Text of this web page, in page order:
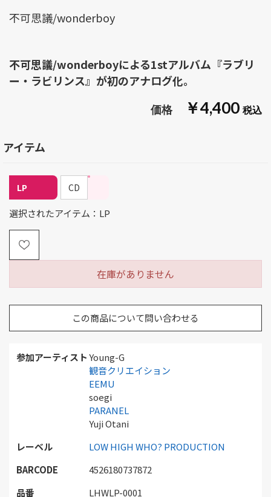
￥4,400
参加アーティストYoung-G
観音クリエイション
EEMU
soegi
PARANEL
Yuji Otani
レーベル
LOW HIGH WHO? PRODUCTION
BARCODE
4526180737872
品番
LHWLP-0001
アイテム
LP CD
選択されたアイテム：LP
在庫がありません
この商品について問い合わせる
不可思議/wonderboy
不可思議/wonderboyによる1stアルバム『ラブリ
ー・ラビリンス』が初のアナログ化。